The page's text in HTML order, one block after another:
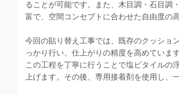
ることが可能です。また、木目調・石目調
富で、空間コンセプトに合わせた自由度の
今回の貼り替え工事では、既存のクッショ
っかり行い、仕上がりの精度を高めていま
この工程を丁寧に行うことで塩ビタイルの
上げます。その後、専用接着剤を使用し、